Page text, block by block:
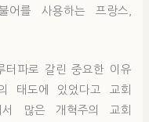
를 사용하는 프랑스,
터파로 갈린 중요한 이유
태도에 있었다고 교회
서 많은 개혁주의 교회